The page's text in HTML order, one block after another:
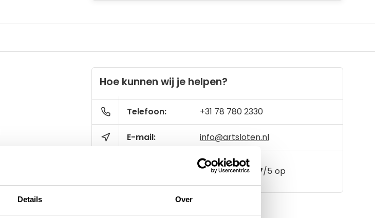
Details Over
Hoe kunnen wij je helpen?
Telefoon: +31 78 780 2330
E-mail: info@artsloten.nl
klanten geven een 4.7/5 op